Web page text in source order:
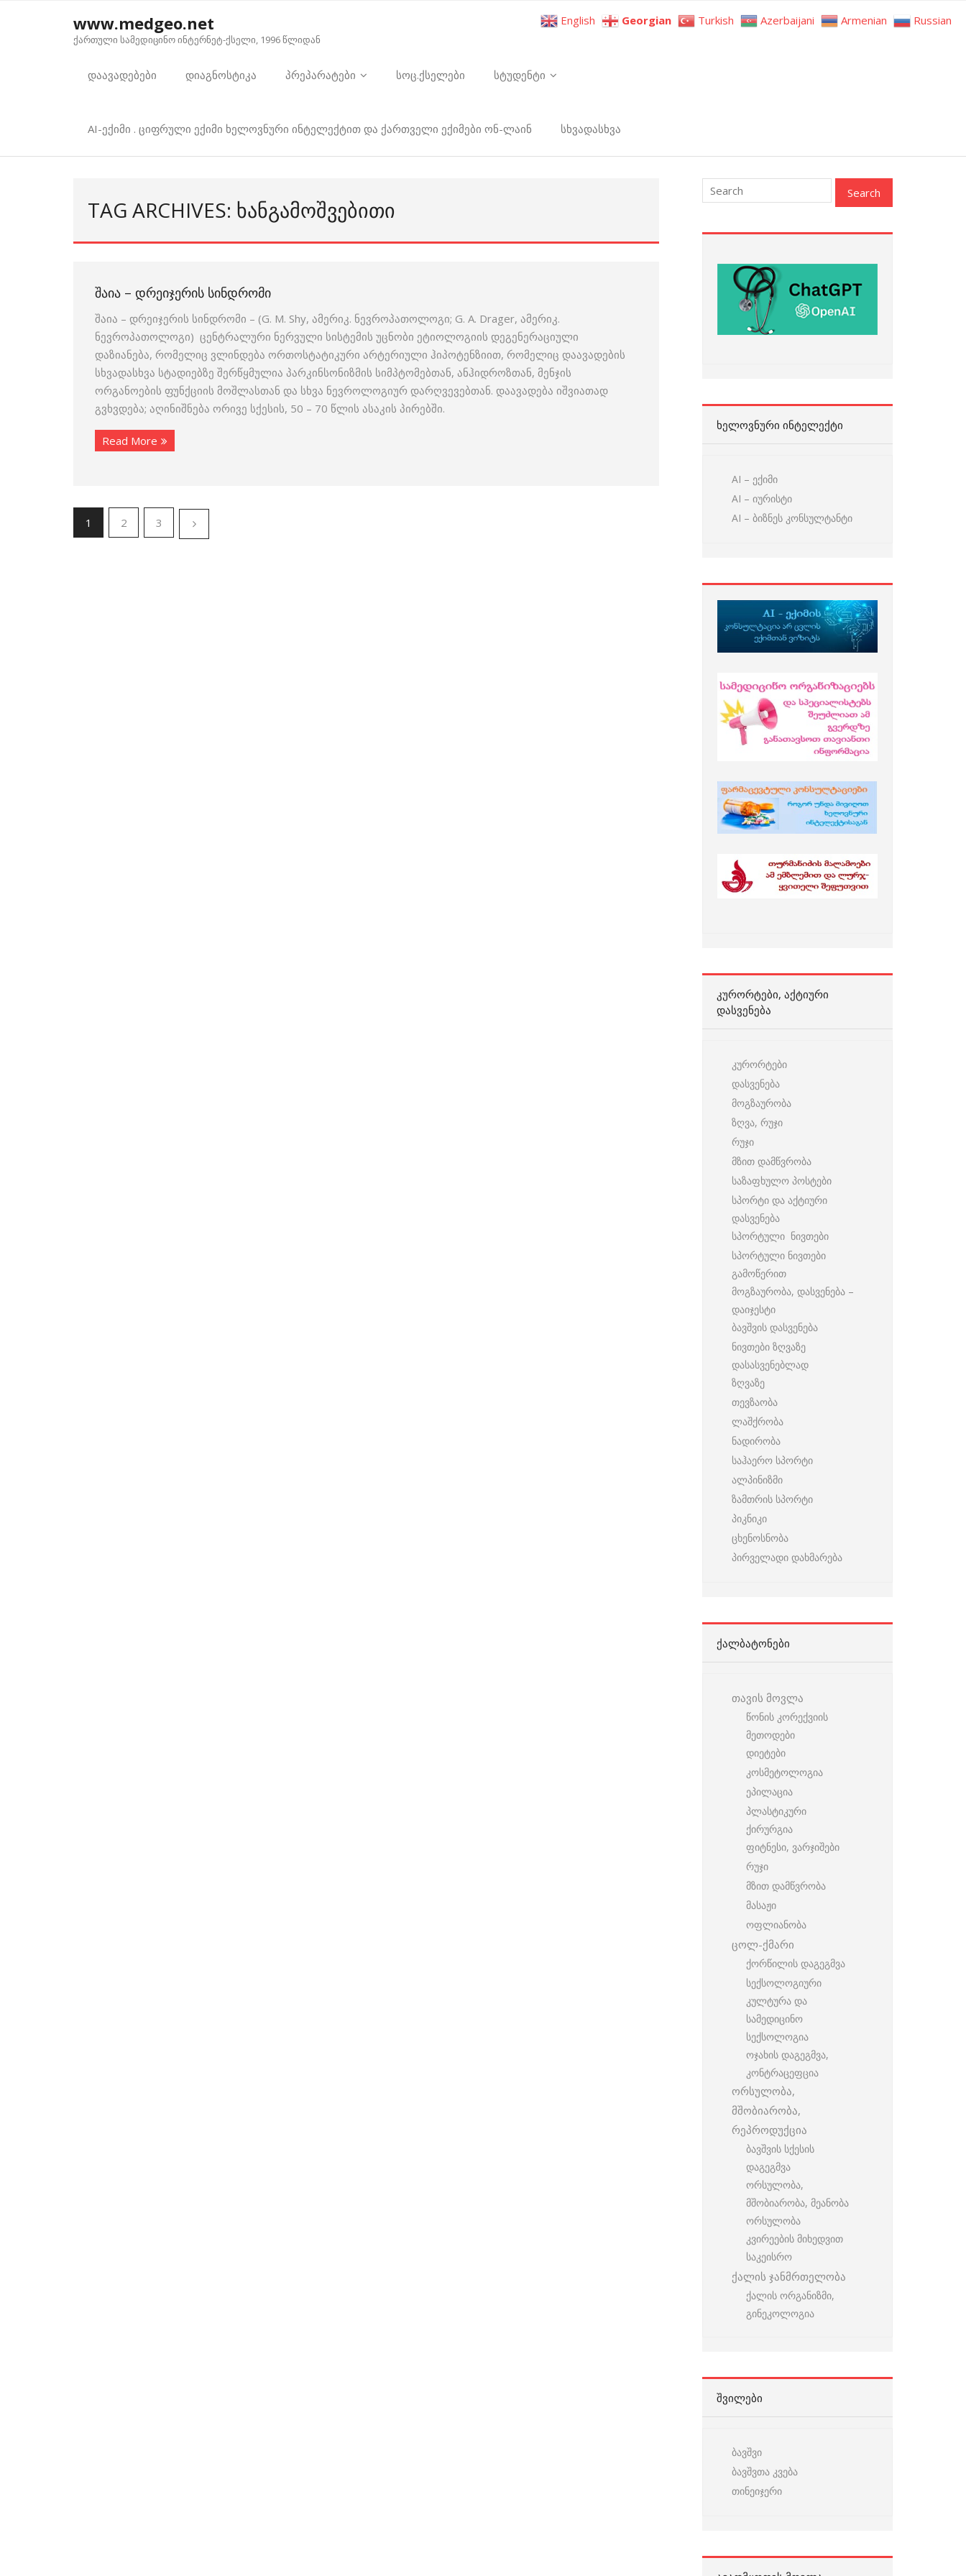
www.medgeo.net
ქართული სამედიცინო ინტერნეტ-ქსელი, 1996 წლიდან
დაავადებები დიაგნოსტიკა პრეპარატები სოც.ქსელები სტუდენტი
AI-ექიმი . ციფრული ექიმი ხელოვნური ინტელექტით და ქართველი ექიმები ონ-ლაინ სხვადასხვა
TAG ARCHIVES: ᲮᲐᲜᲒᲐᲛᲝᲨᲕᲔᲑᲘᲗᲘ
ᲨᲐᲘᲐ – ᲓᲠᲔᲘᲯᲔᲠᲘᲡ ᲡᲘᲜᲓᲠᲝᲛᲘ
შაია – დრეიჯერის სინდრომი – (G. M. Shy, ამერიკ. ნევროპათოლოგი; G. A. Drager, ამერიკ.
ნევროპათოლოგი) ცენტრალური ნერვული სისტემის უცნობი ეტიოლოგიის დეგენერაციული
დაზიანება, რომელიც ვლინდება ორთოსტატიკური არტერიული ჰიპოტენზიით, რომელიც დაავადების
სხვადასხვა სტადიებზე შერწყმულია პარკინსონიზმის სიმპტომებთან, ანჰიდროზთან, მენჯის
ორგანოების ფუნქციის მოშლასთან და სხვა ნევროლოგიურ დარღვევებთან. დაავადება იშვიათად
გვხვდება; აღინიშნება ორივე სქესის, 50 – 70 წლის ასაკის პირებში.
Read More
1 2 3
ᲮᲔᲚᲝᲕᲜᲣᲠᲘ ᲘᲜᲢᲔᲚᲔᲥᲢᲘ
AI – ექიმი
AI – იურისტი
AI – ბიზნეს კონსულტანტი
ᲙᲣᲠᲝᲠᲢᲔᲑᲘ, ᲐᲥᲢᲘᲣᲠᲘ
ᲓᲐᲡᲕᲔᲜᲔᲑᲐ
კურორტები
დასვენება
მოგზაურობა
ზღვა, რუჯი
რუჯი
მზით დამწვრობა
საზაფხულო პოსტები
სპორტი და აქტიური
დასვენება
სპორტული ნივთები
სპორტული ნივთები
გამოწერით
მოგზაურობა, დასვენება –
დაიჯესტი
ბავშვის დასვენება
ნივთები ზღვაზე
დასასვენებლად
ზღვაზე
თევზაობა
ლაშქრობა
ნადირობა
საჰაერო სპორტი
ალპინიზმი
ზამთრის სპორტი
პიკნიკი
ცხენოსნობა
პირველადი დახმარება
ᲥᲐᲚᲑᲐᲢᲝᲜᲔᲑᲘ
თავის მოვლა
წონის კორექვიის
მეთოდები
დიეტები
კოსმეტოლოგია
ეპილაცია
პლასტიკური
ქირურგია
ფიტნესი, ვარჯიშები
რუჯი
მზით დამწვრობა
მასაჟი
ოფლიანობა
ცოლ-ქმარი
ქორწილის დაგეგმვა
სექსოლოგიური
კულტურა და
სამედიცინო
სექსოლოგია
ოჯახის დაგეგმვა,
კონტრაცეფცია
ორსულობა,
მშობიარობა,
რეპროდუქცია
ბავშვის სქესის
დაგეგმვა
ორსულობა,
მშობიარობა, მეანობა
ორსულობა
კვირეების მიხედვით
საკეისრო
ქალის ჯანმრთელობა
ქალის ორგანიზმი,
გინეკოლოგია
ᲨᲕᲘᲚᲔᲑᲘ
ბავშვი
ბავშვთა კვება
თინეიჯერი
English Georgian Turkish Azerbaijani Armenian Russian